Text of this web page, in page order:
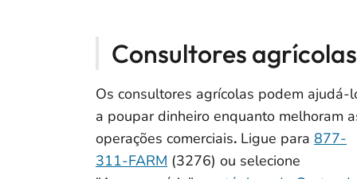
Consultores agrícolas
Os consultores agrícolas podem ajudá-
a poupar dinheiro enquanto melhoram
operações comerciais. Ligue para 877-
311-FARM (3276) ou selecione